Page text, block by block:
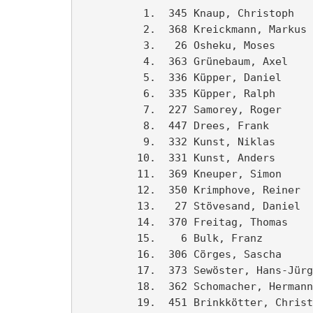
1.  345 Knaup, Christoph        88 LG Ahlen                     16:43   1. MJA  
          2.  368 Kreickmann, Markus      78 LG Ahlen                     17:48   1. M20  
          3.   26 Osheku, Moses           63 Delta-Studio Ahlen           17:49   1. M40  
          4.  363 Grünebaum, Axel         89 LV Oelde                     19:14   2. MJA  
          5.  336 Küpper, Daniel          93 Delta-Studio Ahlen           19:31   1. MJB  
          6.  335 Küpper, Ralph           64 Delta-Studio Ahlen           19:32   2. M40  
          7.  227 Samorey, Roger          63 LG Ahlen                     19:49   3. M40  
          8.  447 Drees, Frank            85 Ski-Club Beckum              19:56   2. M20  
          9.  332 Kunst, Niklas           89 Maxi-Swim-Team               20:18   3. MJA  
         10.  331 Kunst, Anders           86 Ahlener SG                   20:25   3. M20  
         11.  369 Kneuper, Simon          91 LG Ahlen                     20:29   2. MJB  
         12.  350 Krimphove, Reiner       65 TuS Westfalia Vorhelm        20:40   4. M40  
         13.   27 Stövesand, Daniel       79                              20:43   4. M20  
         14.  370 Freitag, Thomas         82 Lauffreunde Bönen            20:44   5. M20  
         15.    6 Bulk, Franz             64                              20:49   5. M40  
         16.  306 Cörges, Sascha          77                              20:55   1. M30  
         17.  373 Sewöster, Hans-Jürgen   62 Lauftreff Lüdinghausen       20:59   1. M45  
         18.  362 Schomacher, Hermann     51 LG Ahlen                     21:27   1. M55  
         19.  451 Brinkkötter, Christina  85 Ameland 2007                 21:52   1. W20  
         20.  372 Freitag, Dieter         51 Lauffreunde Bönen            22:23   2. M55  
         21.   30 Weirowski, Manfred      70 Team Paulaner Ahlen          22:47   1. M35  
         22.  208 Mätschke, Sebastian     92 LG Ahlen                     22:52   3. MJB  
         23.  357 Wöhle, Christoph        77 Ahlener SG Wassersport       22:59   2. M30  
         24.  298 Schott, Danny           97 LG Ahlen                     23:12   4. MJA  
         25.  149 Human, Thomas           66 LG Ahlen                     23:26   6. M40  
         26.  453 Küch, Alexander         93 Physiotherapie Küch+Wesemann 23:27   4. MJB  
         27.  349 Krimphove, Linus        95 TuS Westfalia Vorhelm        23:30   5. MJB  
         28.  194 Breer, Felicitas        96 LG Ahlen                     23:31   1. WJB  
         29.  152 Kück, Reiner            66 Physiotherapie Küch+Wesemann 23:39   7. M40  
         30.  159 Balmes, Jonas           94                              23:40   6. MJB  
         31.  145 Lindental, Renate       54                              23:50   1. W50  
         32.  276 Wittenbrink, Eckhard    50 ASC Ahlen                    23:53   3. M55  
         33.   14 Fiedler, Peter          66                              23:59   8. M40  
         34.  502 Druffel, Dennis         79                              24:00   6. M20  
         35.   95 Holen, Werner           58 Ameke Aktiv                  24:27   2. M45  
         36.   15 Furkan, Sedat           68                              24:42   2. M35  
         37.  352 Krimphove, Xaver        97 TuS Westfalia Vorhelm        25:01   7. MJB  
         38.   11 Busen, Adrian           78                              25:05   7. M20  
         39.  454 Berghoff, Reinhard      56                              25:06   1. M50  
         40.    7 Kremer, Erika           50 LG Hamm                      25:11   1. W55  
         41.  344 Scherlitz, Frank        71 FC Tönnishäuschen            25:34   3. M35  
         42.   17 Elhag, Omer             70                              25:35   4. M35  
         43.   96 Lepper, Susan           62 Fortuna Walstedde            25:46   1. W45  
         44.  449 Drees, Sebastian        88 Ski-Club Beckum              25:55   5. MJA  
         45.  310